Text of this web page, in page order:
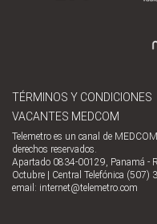
TÉRMINOS Y CONDICIONES
VACANTES MEDCOM
Telemetro es un canal de
derechos reservados.
Apartado 0834-00129, Panamá -
Octubre | Central Telefónica (507)
email: internet@telemetro.com